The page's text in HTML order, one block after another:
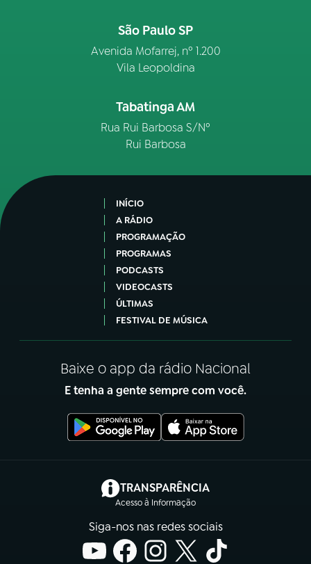
São Paulo SP
Avenida Mofarrej, nº 1.200
Vila Leopoldina
Tabatinga AM
Rua Rui Barbosa S/Nº
Rui Barbosa
INÍCIO
A RÁDIO
PROGRAMAÇÃO
PROGRAMAS
PODCASTS
VIDEOCASTS
ÚLTIMAS
FESTIVAL DE MÚSICA
Baixe o app da rádio Nacional
E tenha a gente sempre com você.
TRANSPARÊNCIA
Acesso à Informação
(abre em nova aba)
Siga-nos nas redes sociais